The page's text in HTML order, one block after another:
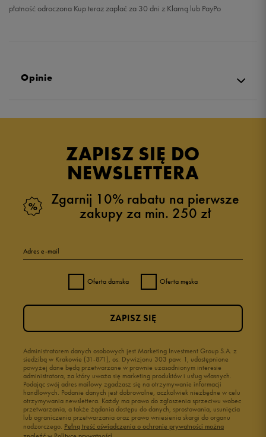
płatność odroczona Kup teraz zapłać za 30 dni z Klarną lub PayPo
Opinie
ZAPISZ SIĘ DO
NEWSLETTERA
Zgarnij 10% rabatu na pierwsze
zakupy za min. 250 zł
Adres e-mail
Oferta damska Oferta męska
Administratorem danych osobowych jest Marketing Investment Group S.A. z
siedzibą w Krakowie (31-871), os. Dywizjonu 303 paw. 1, udostępnione
powyżej dane będą przetwarzane w prawnie uzasadnionym interesie
administratora, za który uważa się marketing produktów i usług własnych.
Podając swój adres mailowy zgadzasz się na otrzymywanie informacji
handlowych. Podanie danych jest dobrowolne, aczkolwiek niezbędne w celu
otrzymywania newslettera. Każdy ma prawo do zgłoszenia sprzeciwu wobec
przetwarzania, a także żądania dostępu do danych, sprostowania, usunięcia
lub ograniczenia przetwarzania oraz prawo wniesienia skargi do organu
nadzorczego. Pełną treść oświadczenia o ochronie prywatności można
ZAPISZ SIĘ